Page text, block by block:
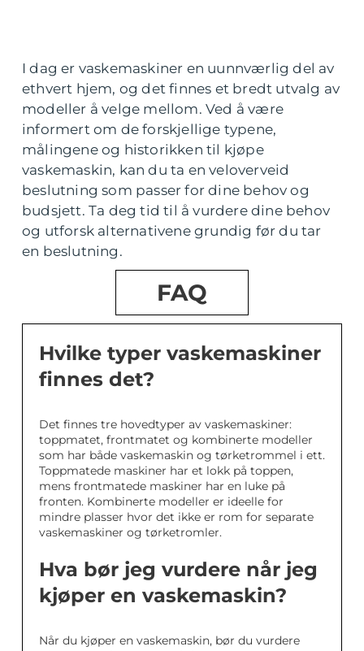
I dag er vaskemaskiner en uunnværlig del av
ethvert hjem, og det finnes et bredt utvalg av
modeller å velge mellom. Ved å være
informert om de forskjellige typene,
målingene og historikken til kjøpe
vaskemaskin, kan du ta en veloverveid
beslutning som passer for dine behov og
budsjett. Ta deg tid til å vurdere dine behov
og utforsk alternativene grundig før du tar
en beslutning.
FAQ
Hvilke typer vaskemaskiner
finnes det?
Det finnes tre hovedtyper av vaskemaskiner:
toppmatet, frontmatet og kombinerte modeller
som har både vaskemaskin og tørketrommel i ett.
Toppmatede maskiner har et lokk på toppen,
mens frontmatede maskiner har en luke på
fronten. Kombinerte modeller er ideelle for
mindre plasser hvor det ikke er rom for separate
vaskemaskiner og tørketromler.
Hva bør jeg vurdere når jeg
kjøper en vaskemaskin?
Når du kjøper en vaskemaskin, bør du vurdere